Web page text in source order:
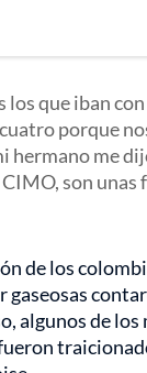
los que iban
porque
hermano me
CIMO, son unas
de los
gaseosas
algunos de